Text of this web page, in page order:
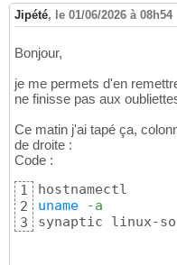
Jipété, le 01/06/2026 à 08h54
Bonjour,
je me permets d'en
ne finisse pas aux
Ce matin j'ai tapé ça,
de droite :
Code :
1
2
3
uname -a
synaptic linux-